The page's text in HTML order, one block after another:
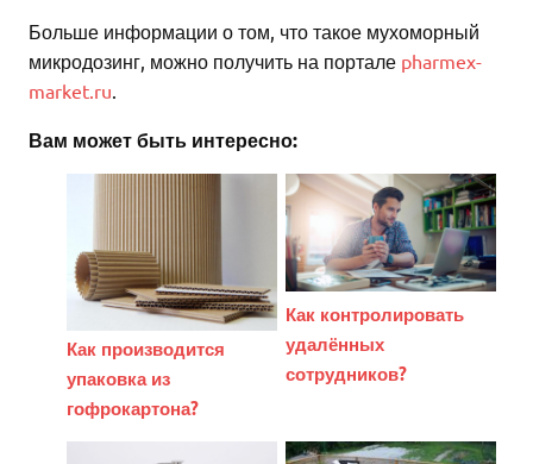
Больше информации о том, что такое мухоморный
микродозинг, можно получить на портале pharmex-
market.ru
Вам может быть интересно:
Как производится
упаковка из
гофрокартона?
Как контролировать
удалённых
сотрудников?